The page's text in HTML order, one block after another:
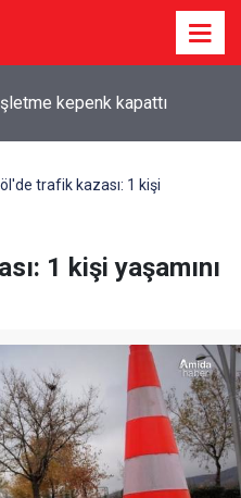
kepenk kapattı
trafik kazası: 1 kişi
1 kişi yaşamını